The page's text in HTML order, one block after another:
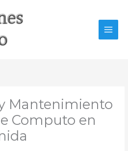
Mantenimiento
Computo en